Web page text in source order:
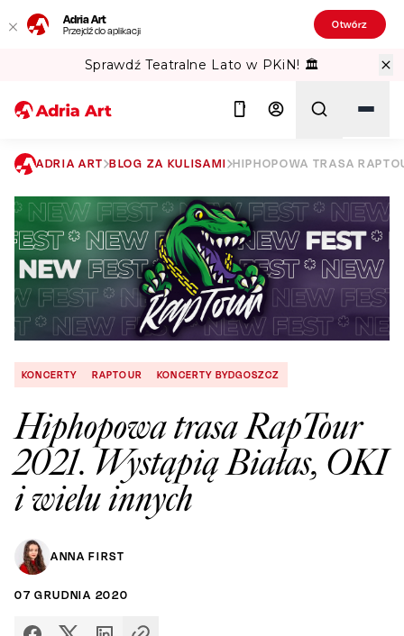
Adria Art
Przejdź do aplikacji Otwórz
Sprawdź Teatralne Lato w PKiN! 🏛️
Szukaj
ADRIA ART BLOG ZA KULISAMI HIPHOPOWA TRASA
KONCERTY RAPTOUR KONCERTY BYDGOSZCZ
Hiphopowa trasa RapTour
2021. Wystąpią Białas, OKI
i wielu innych
ANNA FIRST
07 GRUDNIA 2020